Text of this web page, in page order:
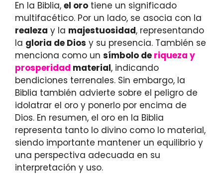
En la Biblia, el oro tiene un significado
multifacético. Por un lado, se asocia con la
realeza y la majestuosidad, representando
la gloria de Dios y su presencia. También se
menciona como un símbolo de riqueza y
prosperidad material, indicando
bendiciones terrenales. Sin embargo, la
Biblia también advierte sobre el peligro de
idolatrar el oro y ponerlo por encima de
Dios. En resumen, el oro en la Biblia
representa tanto lo divino como lo material,
siendo importante mantener un equilibrio y
una perspectiva adecuada en su
interpretación y uso.